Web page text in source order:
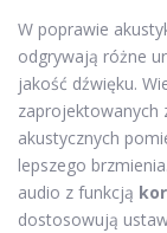
W poprawie
odgrywają różne
jakość dźwięku.
zaprojektowanych
akustycznych
lepszego
audio z funkcją
dostosowują